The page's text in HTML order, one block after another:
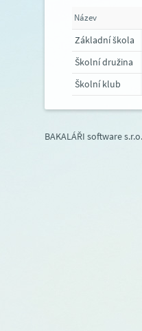
Název
Základní škola
Školní družina
Školní klub
BAKALÁŘI software s.r.o.